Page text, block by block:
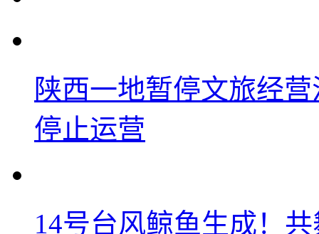
陕西一地暂停文旅经
停止运营
14号台风鲸鱼生成！